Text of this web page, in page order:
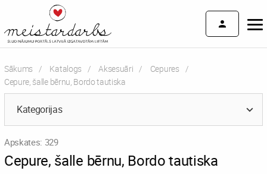
Sākums Katalogs Aksesuāri
Cepures
Current:
Cepure, šalle bērnu, Bordo tautiska
Kategorijas
Apskates: 329
Cepure, šalle bērnu, Bordo tautiska